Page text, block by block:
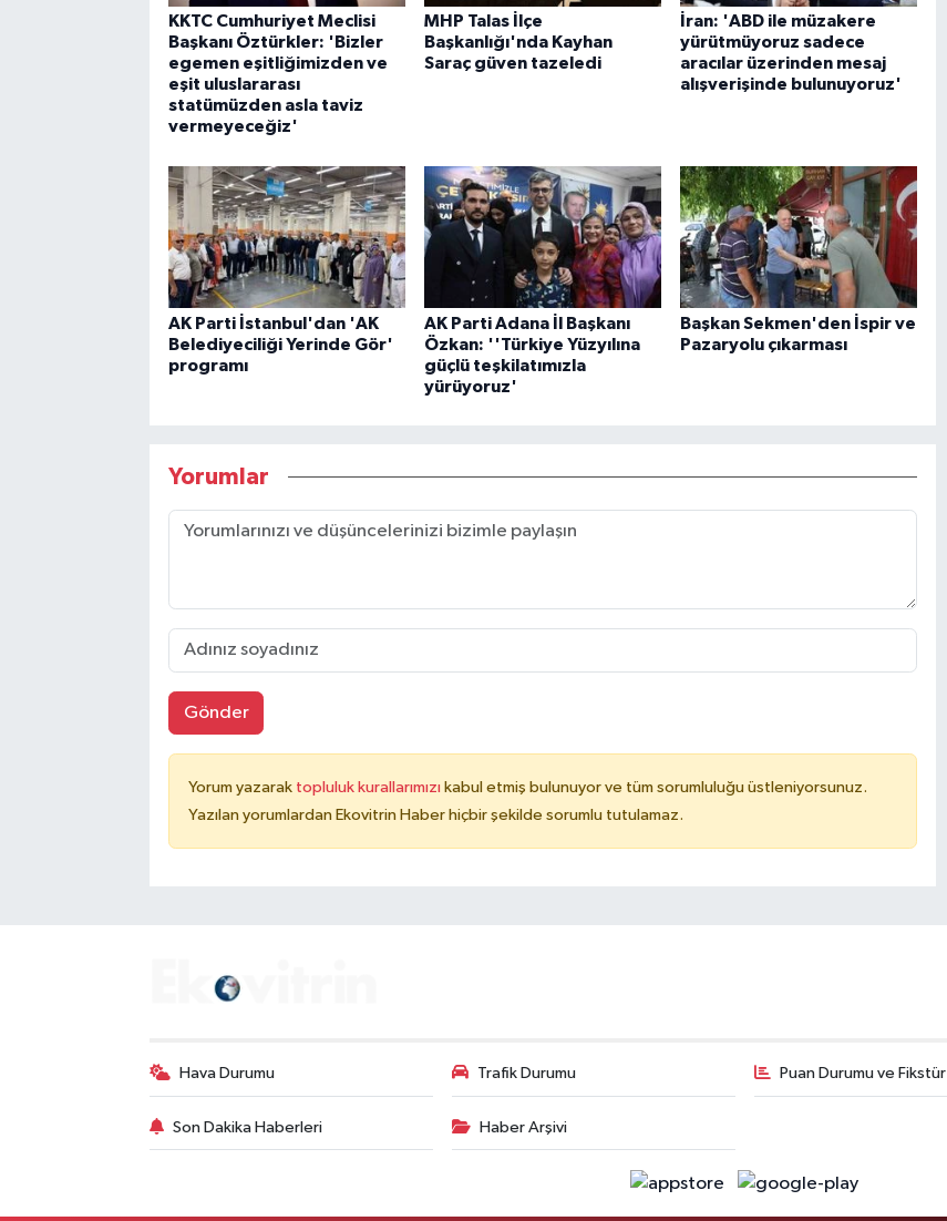
KKTC Cumhuriyet Meclisi
Başkanı Öztürkler: 'Bizler
egemen eşitliğimizden ve
eşit uluslararası
statümüzden asla taviz
vermeyeceğiz'
MHP Talas İlçe
Başkanlığı'nda Kayhan
Saraç güven tazeledi
İran: 'ABD ile müzakere
yürütmüyoruz sadece
aracılar üzerinden mesaj
alışverişinde bulunuyoruz'
AK Parti İstanbul'dan 'AK
Belediyeciliği Yerinde Gör'
programı
AK Parti Adana İl Başkanı
Özkan: ''Türkiye Yüzyılına
güçlü teşkilatımızla
yürüyoruz'
Başkan Sekmen'den İspir ve
Pazaryolu çıkarması
Yorumlar
Gönder
Yorum yazarak topluluk kurallarımızı kabul etmiş bulunuyor ve tüm sorumluluğu üstleniyorsunuz.
Yazılan yorumlardan Ekovitrin Haber hiçbir şekilde sorumlu tutulamaz.
Hava Durumu Trafik Durumu Puan Durumu ve Fikstür
Son Dakika Haberleri Haber Arşivi